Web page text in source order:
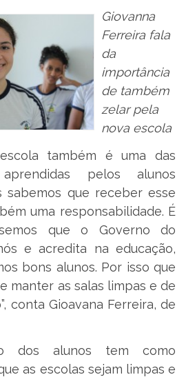
Giovanna
Ferreira fala
da
importância
de também
zelar pela
nova escola
também é uma das
pelos alunos
sabemos que receber esse
uma responsabilidade. É
que o Governo do
e acredita na educação,
bons alunos. Por isso que
manter as salas limpas e de
conta Gioavana Ferreira, de
dos alunos tem como
as escolas sejam limpas e